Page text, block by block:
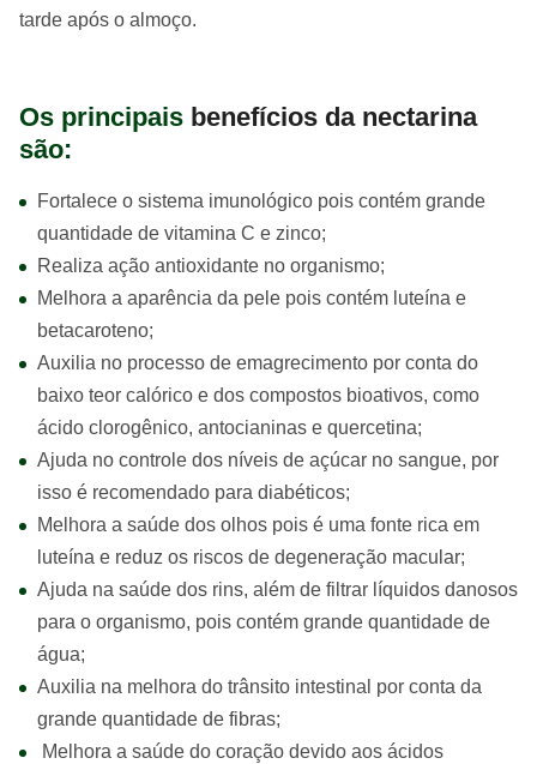
tarde após o almoço.
Os principais benefícios da nectarina
são:
Fortalece o sistema imunológico pois contém grande
quantidade de vitamina C e zinco;
Realiza ação antioxidante no organismo;
Melhora a aparência da pele pois contém luteína e
betacaroteno;
Auxilia no processo de emagrecimento por conta do
baixo teor calórico e dos compostos bioativos, como
ácido clorogênico, antocianinas e quercetina;
Ajuda no controle dos níveis de açúcar no sangue, por
isso é recomendado para diabéticos;
Melhora a saúde dos olhos pois é uma fonte rica em
luteína e reduz os riscos de degeneração macular;
Ajuda na saúde dos rins, além de filtrar líquidos danosos
para o organismo, pois contém grande quantidade de
água;
Auxilia na melhora do trânsito intestinal por conta da
grande quantidade de fibras;
Melhora a saúde do coração devido aos ácidos